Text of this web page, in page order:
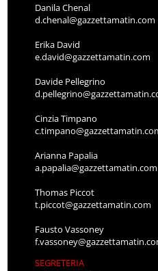
Danila Chenal
d.chenal@gazzettamatin.com
Erika David
e.david@gazzettamatin.com
Davide Pellegrino
Cinzia Timpano
Arianna Papalia
a.papalia@gazzettamatin.com
Thomas Piccot
t.piccot@gazzettamatin.com
Fausto Vassoney
SEGRETERIA